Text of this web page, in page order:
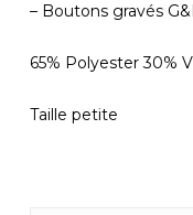
– Boutons gravés
65% Polyester 30%
Taille petite